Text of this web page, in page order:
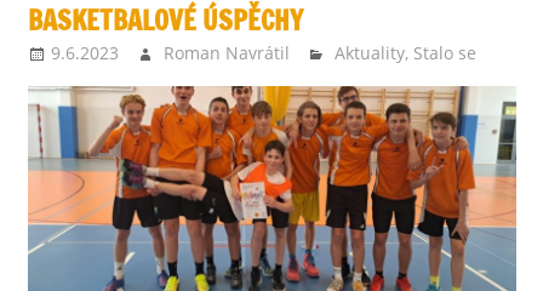
BASKETBALOVÉ ÚSPĚCHY
9.6.2023 Roman Navrátil Aktuality, Stalo se